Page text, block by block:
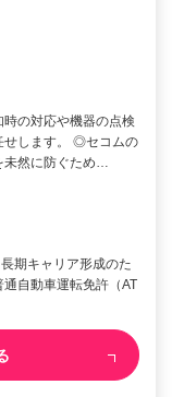
の対応や機器の点検
せします。 ◎セコムの
未然に防ぐため…
期キャリア形成のた
自動車運転免許（AT